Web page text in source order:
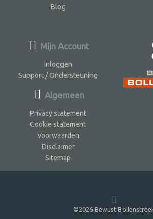
Blog
Mijn Account
Inloggen
Support / Ondersteuning
Algemeen
Privacy statement
Cookie statement
Voorwaarden
Disclaimer
Sitemap
©2026 Bewust